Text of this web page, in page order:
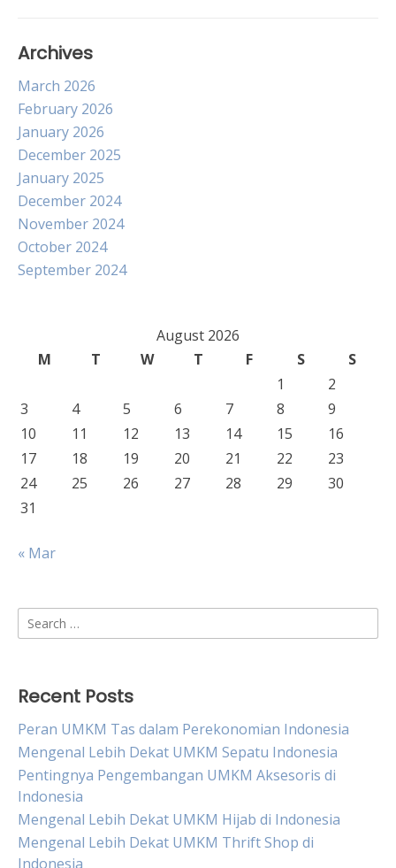
Archives
March 2026
February 2026
January 2026
December 2025
January 2025
December 2024
November 2024
October 2024
September 2024
August 2026
M
T W T F S
S
1
2
3
4 5 6 7 8
9
10
11 12 13 14 15
16
17
18 19 20 21 22
23
24
25 26 27 28 29
30
31
« Mar
Search
for:
Recent Posts
Peran UMKM Tas dalam Perekonomian Indonesia
Mengenal Lebih Dekat UMKM Sepatu Indonesia
Pentingnya Pengembangan UMKM Aksesoris di
Indonesia
Mengenal Lebih Dekat UMKM Hijab di Indonesia
Mengenal Lebih Dekat UMKM Thrift Shop di
Indonesia